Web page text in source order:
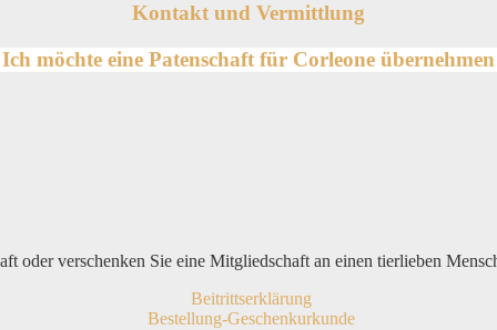
Kontakt und Vermittlung
Ich möchte eine Patenschaft für Corleone übernehmen
oder verschenken Sie eine Mitgliedschaft an einen tierlieben
Beitrittserklärung
Bestellung-Geschenkurkunde